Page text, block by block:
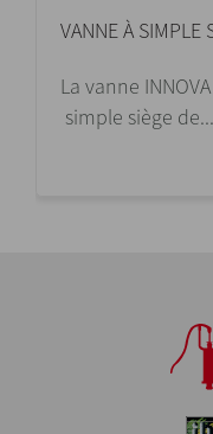
VANNE À SIMPLE
La vanne
simple siège de...